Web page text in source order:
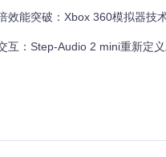
型微调特定领域口音或专业术
能突破：Xbox 360模拟器技术架构
互：Step-Audio 2 mini重新定